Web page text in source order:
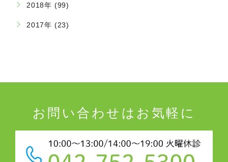
2018年 (99)
2017年 (23)
お問い合わせはお気軽に